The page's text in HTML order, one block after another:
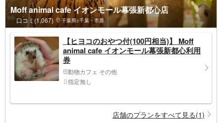
Moff animal cafe イオンモール幕張新都心店
口コミ(1,067) 千葉県>千葉・市原
【ヒヨコのおやつ付(100円相当)】 Moff
animal cafe イオンモール幕張新都心利用
券
動物カフェ その他
指定無し
店舗のプランをすべて見る(1)